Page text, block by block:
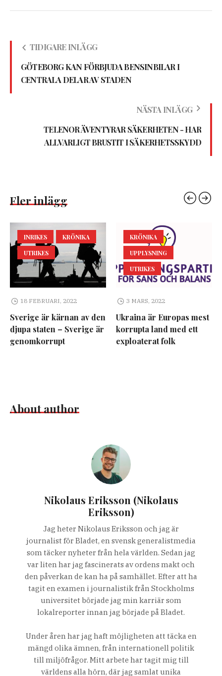
TIDIGARE INLÄGG
GÖTEBORG KAN FÖRBJUDA BENSINBILAR I
CENTRALA DELAR AV STADEN
NÄSTA INLÄGG
TELENOR ÄVENTYRAR SÄKERHETEN - HAR
ALLVARLIGT BRUSTIT I SÄKERHETSSKYDD
Fler inlägg
INRIKES
KRÖNIKA
UTRIKES
18 FEBRUARI, 2022
Sverige är kärnan av den
djupa staten – Sverige är
genomkorrupt
KRÖNIKA
UPPLYSNING
UTRIKES
3 MARS, 2022
Ukraina är Europas mest
korrupta land med ett
exploaterat folk
About author
Nikolaus Eriksson (Nikolaus
Eriksson)
Jag heter Nikolaus Eriksson och jag är
journalist för Bladet, en svensk generalistmedia
som täcker nyheter från hela världen. Sedan jag
var liten har jag fascinerats av ordens makt och
den påverkan de kan ha på samhället. Efter att ha
tagit en examen i journalistik från Stockholms
universitet började jag min karriär som
lokalreporter innan jag började på Bladet.
Under åren har jag haft möjligheten att täcka en
mängd olika ämnen, från internationell politik
till miljöfrågor. Mitt arbete har tagit mig till
världens alla hörn, där jag samlat unika